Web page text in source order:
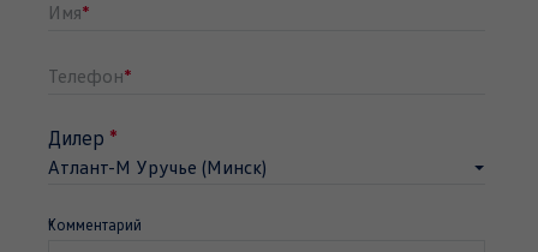
Имя*
Телефон*
Дилер *
Атлант-М Уручье (Минск)
"
Комментарий